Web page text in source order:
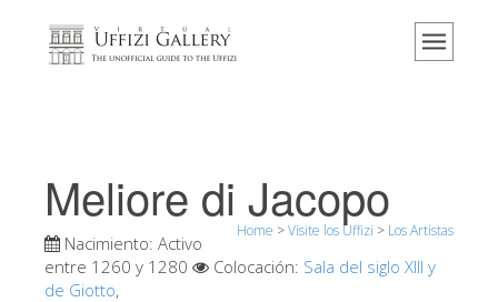
Home
Eventos y exposiciones
Los comentarios de los visitantes
Meliore di Jacopo
Home >Visite los Uffizi > Los Artistas
Nacimiento: Activo
entre 1260 y 1280
Colocación: Sala del siglo XIII y
de Giotto,